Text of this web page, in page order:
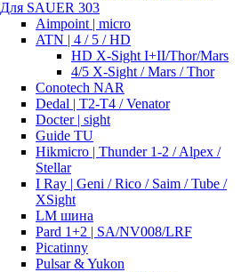
Для SAUER 303
Aimpoint | micro
ATN | 4 / 5 / HD
HD X-Sight I+II/Thor/Mars
4/5 X-Sight / Mars / Thor
Conotech NAR
Dedal | T2-T4 / Venator
Docter | sight
Guide TU
Hikmicro | Thunder 1-2 / Alpex /
Stellar
I Ray | Geni / Rico / Saim / Tube /
XSight
LM шина
Pard 1+2 | SA/NV008/LRF
Picatinny
Pulsar & Yukon